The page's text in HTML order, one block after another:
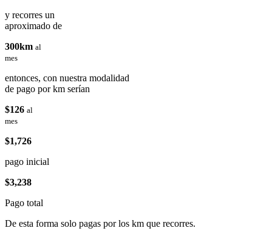
y recorres un
aproximado de
300km al
mes
entonces, con nuestra modalidad
de pago por km serían
$126 al
mes
$1,726
pago inicial
$3,238
Pago total
De esta forma solo pagas por los km que recorres.